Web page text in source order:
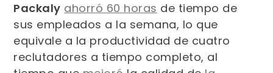
Packaly ahorró 60 horas de tiempo de
sus empleados a la semana, lo que
equivale a la productividad de cuatro
reclutadores a tiempo completo, al